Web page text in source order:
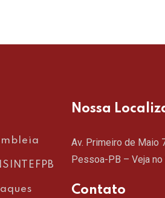
Nossa
Av. Primeiro de Maio
Pessoa-PB – Veja
Contato